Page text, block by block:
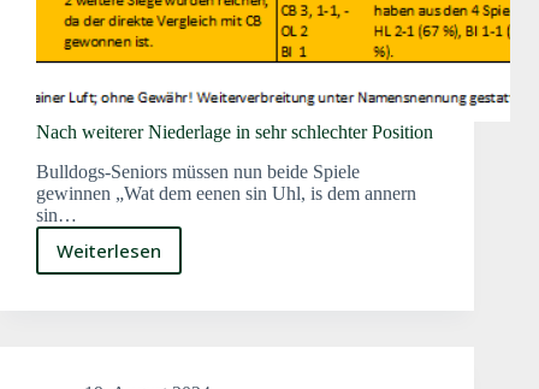
Nach weiterer Niederlage in sehr schlechter Position
Bulldogs-Seniors müssen nun beide Spiele
gewinnen „Wat dem eenen sin Uhl, is dem annern
sin…
Weiterlesen
Nach
Niederlage
schlechter